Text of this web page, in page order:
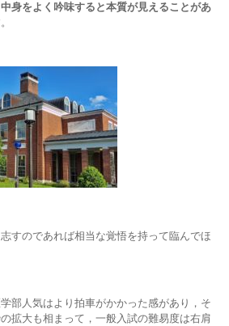
中身をよく吟味すると本質が見えることがあ
すのであれば相当な覚悟を持って臨んでほ
部人気はより拍車がかかった感があり，そ
拡大も相まって，一般入試の難易度は右肩